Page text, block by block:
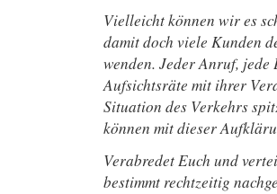
Vielleicht können wir es
damit doch viele Kunden
wenden. Jeder Anruf,
Aufsichtsräte mit ihrer
Situation des Verkehrs
können mit dieser
Verabredet Euch und
bestimmt rechtzeitig